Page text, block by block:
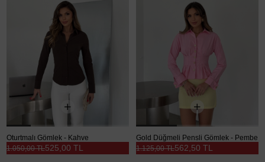
Oturtmalı Gömlek - Kahve
525,00 TL
1.050,00 TL
Gold Düğmeli Pensli Gömlek - Pembe
562,50 TL
1.125,00 TL